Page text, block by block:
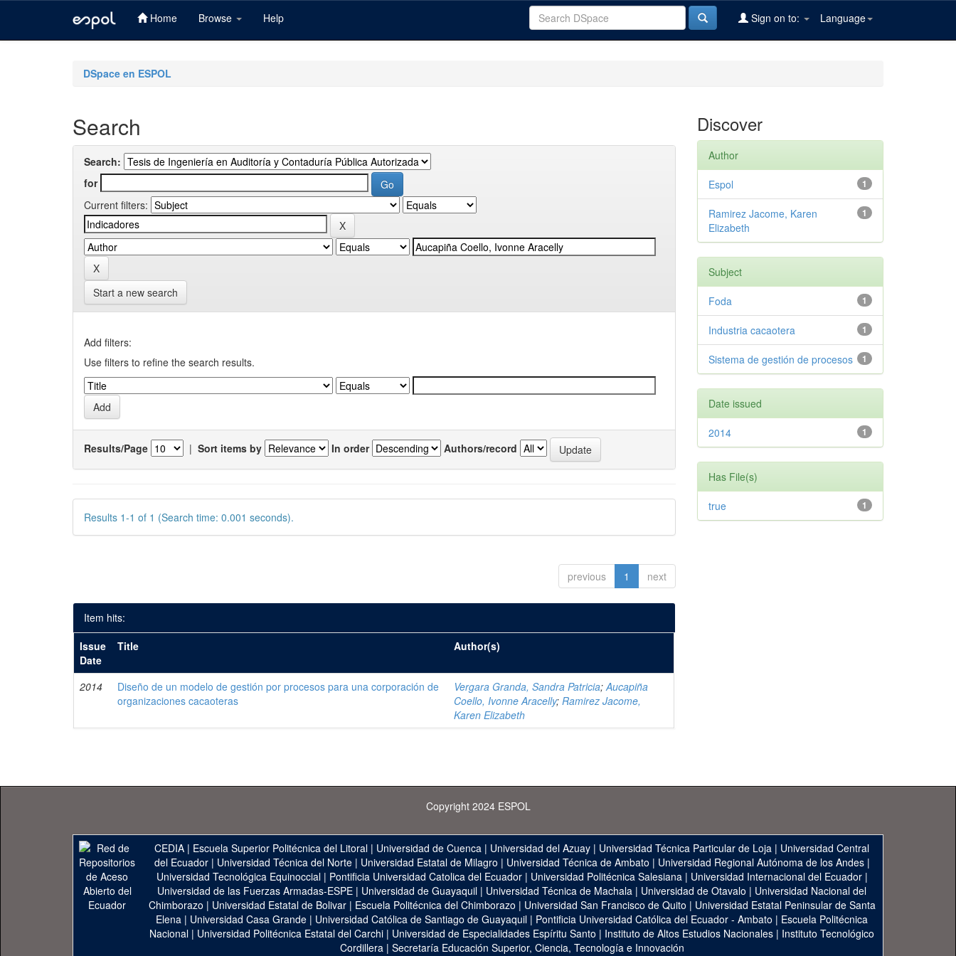
Home Browse Help Language
Sign on to:
DSpace en ESPOL
Search
Search:
for
Current filters:
Start a new search
Add filters:
Use filters to refine the search results.
Results/Page | Sort items by In order Authors/record
Results 1-1 of 1 (Search time: 0.001 seconds).
previous 1 next
Item hits:
Issue
Date
Title Author(s)
2014
Diseño de un modelo de gestión por procesos para una corporación de
organizaciones cacaoteras
Vergara Granda, Sandra Patricia;Aucapiña
Coello, Ivonne Aracelly;Ramirez Jacome,
Karen Elizabeth
Discover
Author
1
Espol
1
Ramirez Jacome, Karen
Elizabeth
Subject
1
Foda
1
Industria cacaotera
1
Sistema de gestión de procesos
Date issued
1
2014
Has File(s)
1
true
Copyright 2024 ESPOL
CEDIA | Escuela Superior Politécnica del Litoral | Universidad de Cuenca | Universidad del Azuay | Universidad Técnica Particular de Loja | Universidad Central
del Ecuador| Universidad Técnica del Norte| Universidad Estatal de Milagro | Universidad Técnica de Ambato | Universidad Regional Autónoma de los Andes|
Universidad Tecnológica Equinoccial| Pontificia Universidad Catolica del Ecuador| Universidad Politécnica Salesiana| Universidad Internacional del Ecuador|
Universidad de las Fuerzas Armadas-ESPE | Universidad de Guayaquil | Universidad Técnica de Machala | Universidad de Otavalo | Universidad Nacional del
Chimborazo | Universidad Estatal de Bolivar| Escuela Politécnica del Chimborazo | Universidad San Francisco de Quito | Universidad Estatal Peninsular de Santa
Elena | Universidad Casa Grande | Universidad Católica de Santiago de Guayaquil | Pontificia Universidad Católica del Ecuador - Ambato | Escuela Politécnica
Nacional | Universidad Politécnica Estatal del Carchi | Universidad de Especialidades Espíritu Santo | Instituto de Altos Estudios Nacionales | Instituto Tecnológico
Cordillera| Secretaría Educación Superior, Ciencia, Tecnología e Innovación